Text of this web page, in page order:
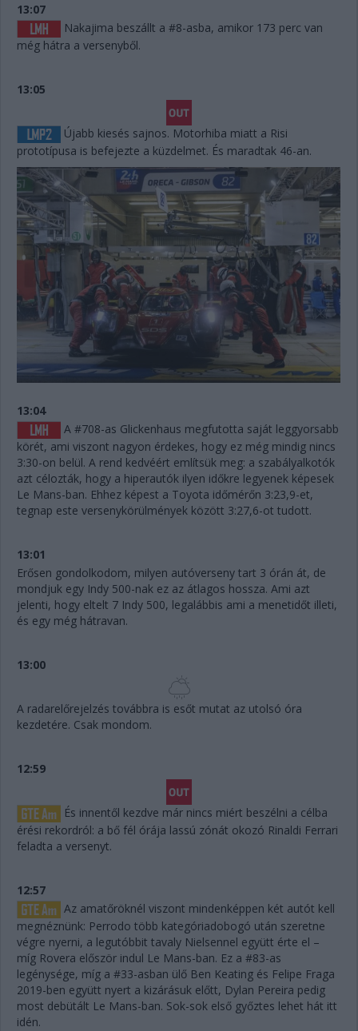
13:07
Nakajima beszállt a #8-asba, amikor 173 perc van
még hátra a versenyből.
13:05
Újabb kiesés sajnos. Motorhiba miatt a Risi
prototípusa is befejezte a küzdelmet. És maradtak 46-an.
13:04
A #708-as Glickenhaus megfutotta saját leggyorsabb
körét, ami viszont nagyon érdekes, hogy ez még mindig nincs
3:30-on belül. A rend kedvéért említsük meg: a szabályalkotók
azt célozták, hogy a hiperautók ilyen időkre legyenek képesek
Le Mans-ban. Ehhez képest a Toyota időmérőn 3:23,9-et,
tegnap este versenykörülmények között 3:27,6-ot tudott.
13:01
Erősen gondolkodom, milyen autóverseny tart 3 órán át, de
mondjuk egy Indy 500-nak ez az átlagos hossza. Ami azt
jelenti, hogy eltelt 7 Indy 500, legalábbis ami a menetidőt illeti,
és egy még hátravan.
13:00
A radarelőrejelzés továbbra is esőt mutat az utolsó óra
kezdetére. Csak mondom.
12:59
És innentől kezdve már nincs miért beszélni a célba
érési rekordról: a bő fél órája lassú zónát okozó Rinaldi Ferrari
feladta a versenyt.
12:57
Az amatőröknél viszont mindenképpen két autót kell
megnéznünk: Perrodo több kategóriadobogó után szeretne
végre nyerni, a legutóbbit tavaly Nielsennel együtt érte el –
míg Rovera először indul Le Mans-ban. Ez a #83-as
legénysége, míg a #33-asban ülő Ben Keating és Felipe Fraga
2019-ben együtt nyert a kizárásuk előtt, Dylan Pereira pedig
most debütált Le Mans-ban. Sok-sok első győztes lehet hát itt
idén.